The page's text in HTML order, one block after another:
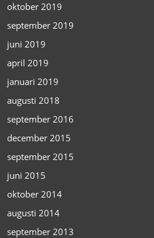
oktober 2019
september 2019
juni 2019
april 2019
januari 2019
augusti 2018
september 2016
december 2015
september 2015
juni 2015
oktober 2014
augusti 2014
september 2013